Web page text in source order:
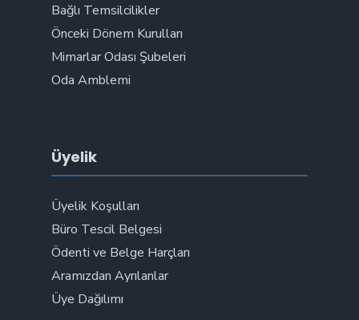
Bağlı Temsilcilikler
Önceki Dönem Kurulları
Mimarlar Odası Şubeleri
Oda Amblemi
Üyelik
Üyelik Koşulları
Büro Tescil Belgesi
Ödenti ve Belge Harçları
Aramızdan Ayrılanlar
Üye Dağılımı